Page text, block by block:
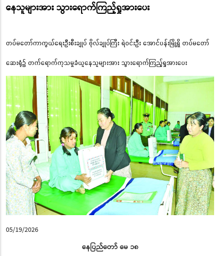
နေသူများအား သွားရောက်ကြည့်ရှုအားပေး
တပ်မတော်ကာကွယ်ရေးဦးစီးချုပ် ဗိုလ်ချုပ်ကြီး ရဲဝင်းဦး အောင်ပန်းမြို့ရှိ တပ်မတော်
ဆေးရုံ၌ တက်ရောက်ကုသမှုခံယူနေသူများအား သွားရောက်ကြည့်ရှုအားပေး
05/19/2026
နေပြည်တော် မေ ၁၈